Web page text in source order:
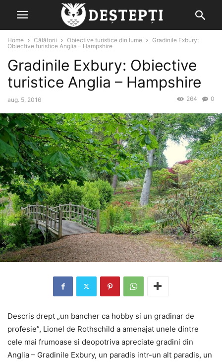
Home Călătorii Obiective turistice din lume
Gradinile Exbury:
Obiective turistice Anglia – Hampshire
Gradinile Exbury: Obiective
turistice Anglia – Hampshire
aug. 5, 2016 0
264
Descris drept „un bancher ca hobby si un gradinar de
profesie”, Lionel de Rothschild a amenajat unele dintre
cele mai frumoase si deopotriva apreciate gradini din
Anglia – Gradinile Exbury, un paradis intr-un alt paradis, un